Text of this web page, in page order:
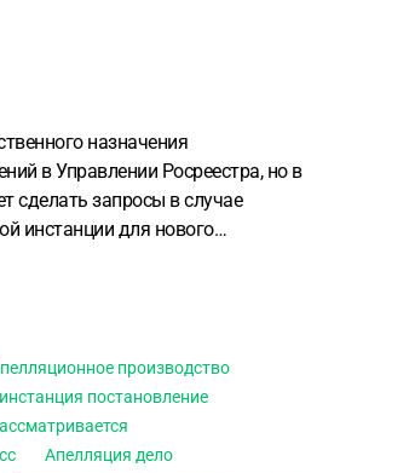
назначения
в Управлении Росреестра, но в
сделать запросы в случае
инстанции для нового
производство
постановление
Апелляция дело